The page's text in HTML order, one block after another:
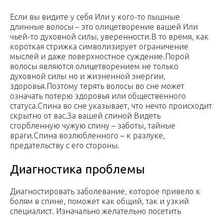
Если вы видите у себя Или у кого-то пышные
длинные волосы – это олицетворение вашей Или
чьей-то духовной силы, уверенности.В то время, как
короткая стрижка символизирует ограничение
мыслей и даже поверхностное суждение.Порой
волосы являются олицетворением не только
духовной силы но и жизненной энергии,
здоровья.Поэтому терять волосы во сне может
означать потерю здоровья или общественного
статуса.Спина во сне указывает, что нечто происходит
скрытно от вас.За вашей спиной Видеть
сгорбленную чужую спину – заботы, тайные
враги.Спина возлюбленного – к разлуке,
предательству с его стороны.
Диагностика проблемы
Диагностировать заболевание, которое привело к
болям в спине, поможет как общий, так и узкий
специалист. Изначально желательно посетить